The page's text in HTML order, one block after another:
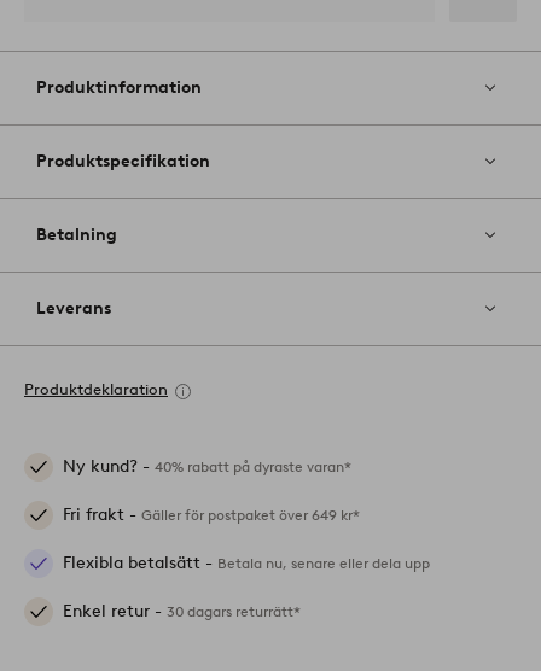
till
favoriter
Produktinformation
Produktspecifikation
Betalning
Leverans
Produktdeklaration
Ny kund? - 40% rabatt på dyraste varan*
Fri frakt - Gäller för postpaket över 649 kr*
Flexibla betalsätt - Betala nu, senare eller dela upp
Enkel retur - 30 dagars returrätt*